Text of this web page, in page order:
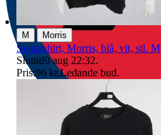
M | Morris
Sweatshirt, Morris, blå, vit, stl. M
Sluttid9 aug 22:32.
Pris:96 kr,Ledande bud.